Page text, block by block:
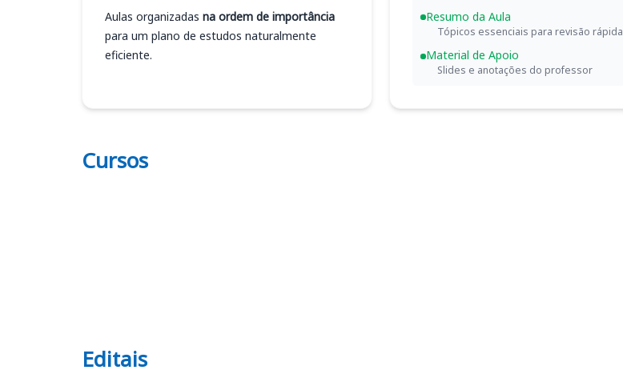
Aulas organizadas na ordem de importância
para um plano de estudos naturalmente
eficiente.
Resumo da Aula
Tópicos essenciais para revisão rápida
Material de Apoio
Slides e anotações do professor
Cursos
Editais PM PB
Editais